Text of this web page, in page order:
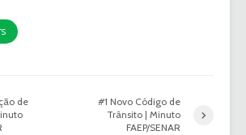
de
#1 Novo Código de
Trânsito | Minuto
FAEP/SENAR